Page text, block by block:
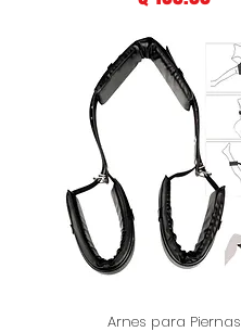
Arnes para Piernas